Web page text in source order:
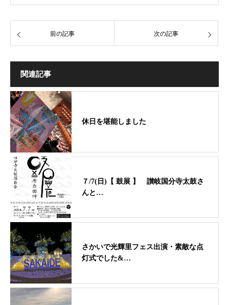
前の記事 次の記事
関連記事
休日を堪能しました
７/7(日)【 鼓展 】 讃岐国分寺太鼓さ
んと…
さかいで光輝里フェス出演・素敵な点
灯式でした&…